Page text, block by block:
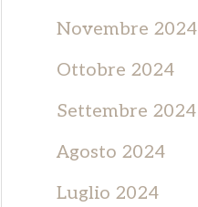
Novembre 2024
Ottobre 2024
Settembre 2024
Agosto 2024
Luglio 2024